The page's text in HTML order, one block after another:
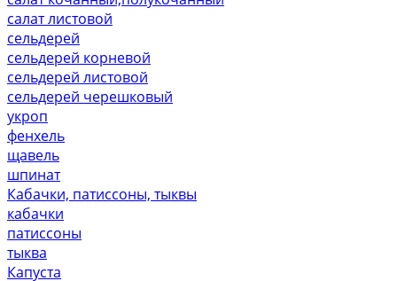
салат листовой
сельдерей
сельдерей корневой
сельдерей листовой
сельдерей черешковый
укроп
фенхель
щавель
шпинат
Кабачки, патиссоны, тыквы
кабачки
патиссоны
тыква
Капуста